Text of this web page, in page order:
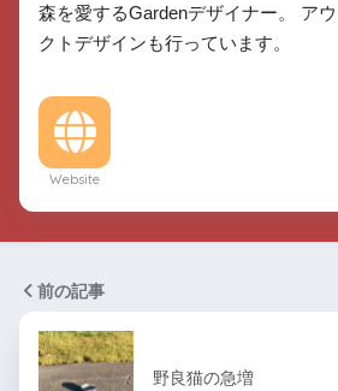
森を愛するGardenデザイナー。 ア
クトデザインも行っています。
Website
前の記事
野良猫の急増